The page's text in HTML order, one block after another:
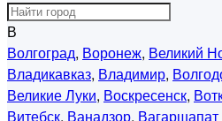
В
Волгоград, Воронеж, Великий
Владикавказ, Владимир,
Великие Луки, Воскресенск,
Витебск, Ванадзор, Вагаршапат